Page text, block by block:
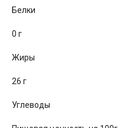
Белки
0 г
Жиры
26 г
Углеводы